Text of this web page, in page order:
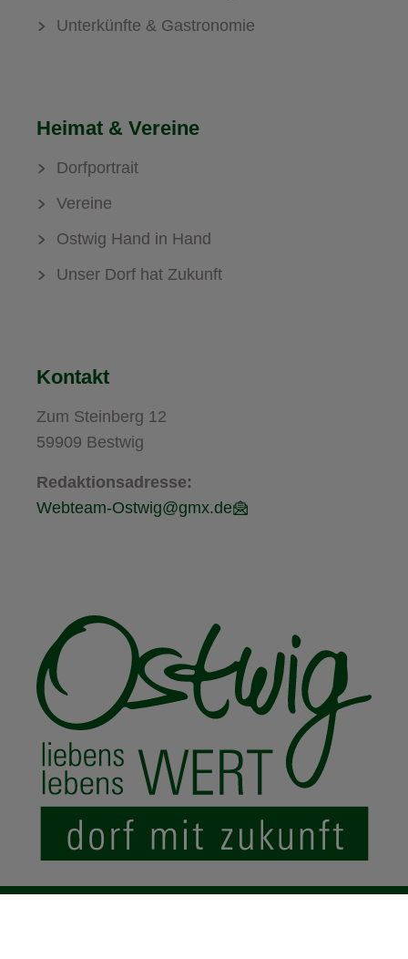
Unterkünfte & Gastronomie
Heimat & Vereine
Dorfportrait
Vereine
Ostwig Hand in Hand
Unser Dorf hat Zukunft
Kontakt
Zum Steinberg 12
59909 Bestwig
Redaktionsadresse:
Webteam-Ostwig@gmx.de